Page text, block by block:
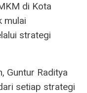
di Kota
mulai
strategi
Guntur Raditya
setiap strategi